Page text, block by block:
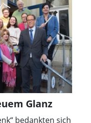
Glanz
bedankten sich